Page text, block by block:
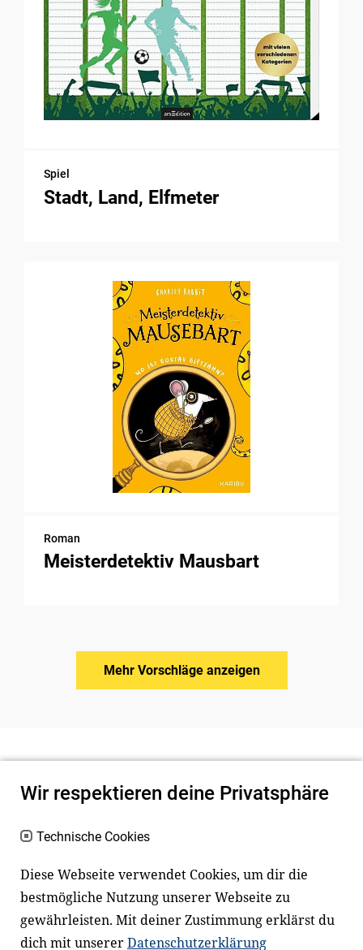
Spiel
Stadt, Land, Elfmeter
Roman
Meisterdetektiv Mausbart
Mehr Vorschläge anzeigen
Newsletter
Facebook LinkedIn
Wir respektieren deine Privatsphäre
Technische Cookies
Diese Webseite verwendet Cookies, um dir die
bestmögliche Nutzung unserer Webseite zu
gewährleisten. Mit deiner Zustimmung erklärst du
dich mit unsererDatenschutzerklärung